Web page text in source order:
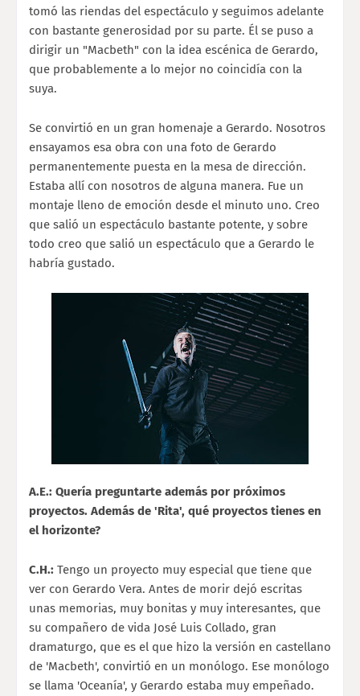
tomó las riendas del espectáculo y seguimos adelante
con bastante generosidad por su parte. Él se puso a
dirigir un "Macbeth" con la idea escénica de Gerardo,
que probablemente a lo mejor no coincidía con la
suya.
Se convirtió en un gran homenaje a Gerardo. Nosotros
ensayamos esa obra con una foto de Gerardo
permanentemente puesta en la mesa de dirección.
Estaba allí con nosotros de alguna manera. Fue un
montaje lleno de emoción desde el minuto uno. Creo
que salió un espectáculo bastante potente, y sobre
todo creo que salió un espectáculo que a Gerardo le
habría gustado.
A.E.: Quería preguntarte además por próximos
proyectos. Además de 'Rita', qué proyectos tienes en
el horizonte?
C.H.: Tengo un proyecto muy especial que tiene que
ver con Gerardo Vera. Antes de morir dejó escritas
unas memorias, muy bonitas y muy interesantes, que
su compañero de vida José Luis Collado, gran
dramaturgo, que es el que hizo la versión en castellano
de 'Macbeth', convirtió en un monólogo. Ese monólogo
se llama 'Oceanía', y Gerardo estaba muy empeñado.